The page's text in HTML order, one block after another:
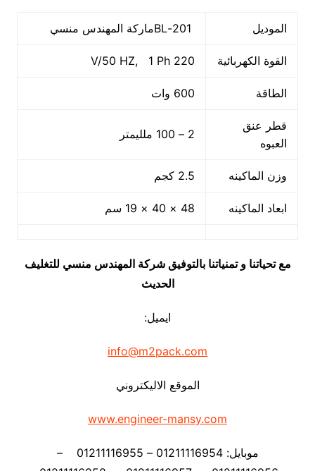
الموديل
القوة الكهربائية 220 V/50 HZ, 1 Ph
الطاقة 600 وات
قطر عنق
العبوه
2 – 100 ملليمتر
وزن الماكينه 2.5 كجم
ابعاد الماكينه 48 × 40 × 19 سم
مع تحياتنا و تمنياتنا بالتوفيق شركة المهندس منسي للتغليف
الحديث
ايميل:
info@m2pack.com
الموقع الاليكتروني
www.engineer-mansy.com
موبايل: 01211116954 – 01211116955 –